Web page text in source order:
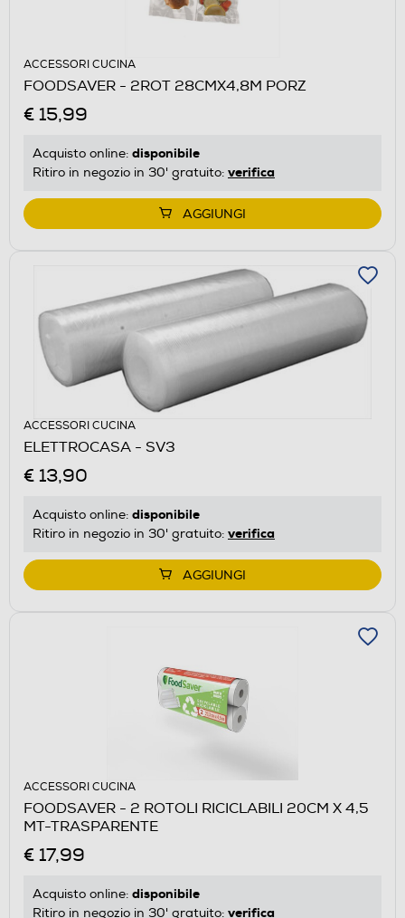
ACCESSORI CUCINA
FOODSAVER - 2ROT 28CMX4,8M PORZ
€ 15,99
Acquisto online: disponibile
Ritiro in negozio in 30' gratuito: verifica
AGGIUNGI
ACCESSORI CUCINA
ELETTROCASA - SV3
€ 13,90
Acquisto online: disponibile
Ritiro in negozio in 30' gratuito: verifica
AGGIUNGI
ACCESSORI CUCINA
FOODSAVER - 2 ROTOLI RICICLABILI 20CM X 4,5
MT-TRASPARENTE
€ 17,99
Acquisto online: disponibile
Ritiro in negozio in 30' gratuito: verifica